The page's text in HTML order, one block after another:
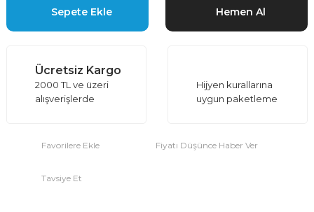
Sepete Ekle Hemen Al
Ücretsiz Kargo
2000 TL ve üzeri
alışverişlerde
Hijyen kurallarına
uygun paketleme
Fiyatı Düşünce Haber Ver
Tavsiye Et